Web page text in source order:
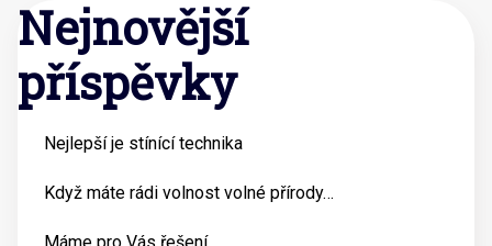
Nejnovější
příspěvky
Nejlepší je stínící technika
Když máte rádi volnost volné přírody…